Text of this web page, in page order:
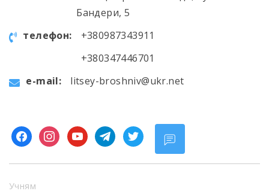
Бандери, 5
телефон:
+380987343911
+380347446701
e-mail:
litsey-broshniv@ukr.net
facebookinstagramyoutubetelegram
twitter
Учням